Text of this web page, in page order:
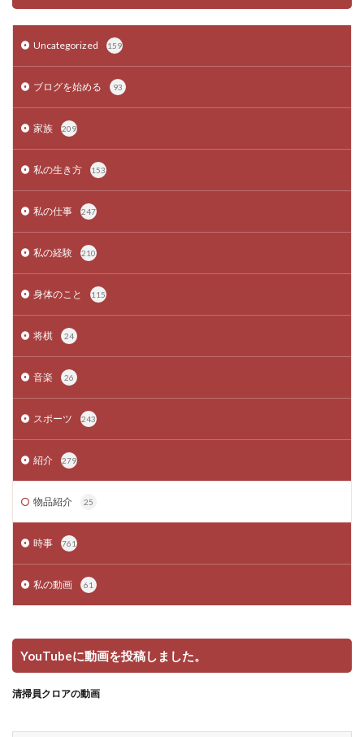
Uncategorized 159
ブログを始める 93
家族 209
私の生き方 153
私の仕事 247
私の経験 210
身体のこと 115
将棋 24
音楽 26
スポーツ 243
紹介 279
物品紹介 25
時事 761
私の動画 61
YouTubeに動画を投稿しました。
清掃員クロアの動画